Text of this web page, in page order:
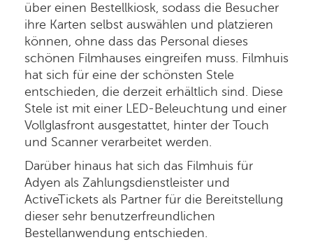
über einen Bestellkiosk, sodass die Besucher
ihre Karten selbst auswählen und platzieren
können, ohne dass das Personal dieses
schönen Filmhauses eingreifen muss. Filmhuis
hat sich für eine der schönsten Stele
entschieden, die derzeit erhältlich sind. Diese
Stele ist mit einer LED-Beleuchtung und einer
Vollglasfront ausgestattet, hinter der Touch
und Scanner verarbeitet werden.
Darüber hinaus hat sich das Filmhuis für
Adyen als Zahlungsdienstleister und
ActiveTickets als Partner für die Bereitstellung
dieser sehr benutzerfreundlichen
Bestellanwendung entschieden.